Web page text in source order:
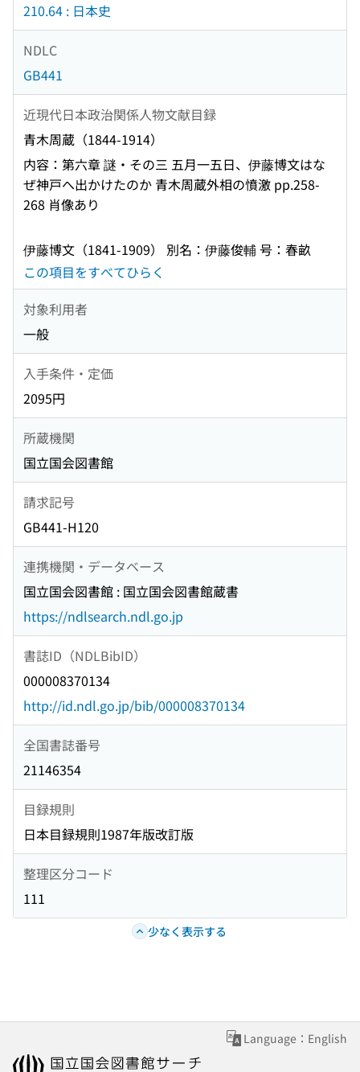
210.64 : 日本史
NDLC
GB441
近現代日本政治関係人物文献目録
青木周蔵（1844-1914）
内容：第六章 謎・その三 五月一五日、伊藤博文はな
ぜ神戸へ出かけたのか 青木周蔵外相の憤激 pp.258-
268 肖像あり
伊藤博文（1841-1909） 別名：伊藤俊輔 号：春畝
この項目をすべてひらく
対象利用者
一般
入手条件・定価
2095円
所蔵機関
国立国会図書館
請求記号
GB441-H120
連携機関・データベース
国立国会図書館 : 国立国会図書館蔵書
https://ndlsearch.ndl.go.jp
書誌ID（NDLBibID）
000008370134
http://id.ndl.go.jp/bib/000008370134
全国書誌番号
21146354
目録規則
日本目録規則1987年版改訂版
整理区分コード
111
少なく表示する
Language：English